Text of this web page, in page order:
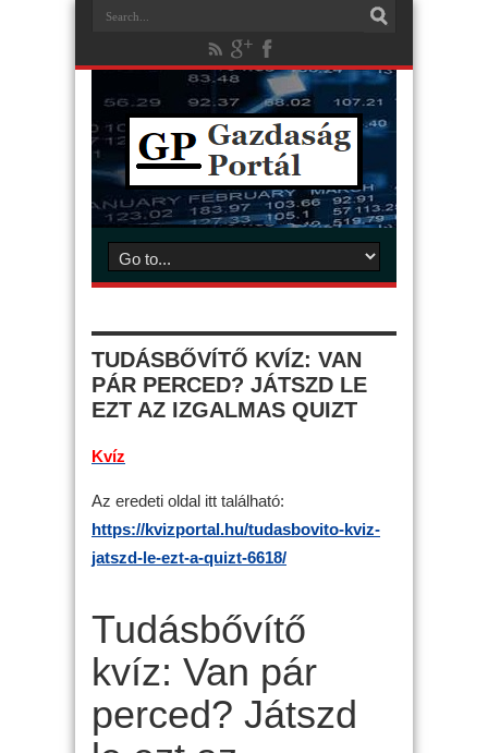
TUDÁSBŐVÍTŐ KVÍZ: VAN
PÁR PERCED? JÁTSZD LE
EZT AZ IZGALMAS QUIZT
Kvíz
Az eredeti oldal itt található:
https://kvizportal.hu/tudasbovito-kviz-
jatszd-le-ezt-a-quizt-6618/
Tudásbővítő
kvíz: Van pár
perced? Játszd